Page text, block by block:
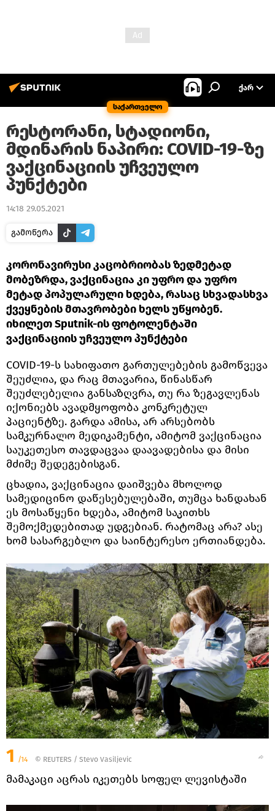
საქართველო
ᲥᲐᲠ
რესტორანი, სტადიონი,
მდინარის ნაპირი: COVID-19-ზე
ვაქცინაციის უჩვეულო
პუნქტები
14:18 29.05.2021
გამოწერა
კორონავირუსი კაცობრიობას ზედმეტად
მობეზრდა, ვაქცინაცია კი უფრო და უფრო
მეტად პოპულარული ხდება, რასაც სხვადასხვა
ქვეყნების მთავრობები ხელს უწყობენ.
იხილეთ Sputnik-ის ფოტოლენტაში
ვაქცინაციის უჩვეულო პუნქტები
COVID-19-ს სახიფათო გართულებების გამოწვევა
შეუძლია, და რაც მთავარია, წინასწარ
შეუძლებელია განსაზღვრა, თუ რა ზეგავლენას
იქონიებს ავადმყოფობა კონკრეტულ
პაციენტზე. გარდა ამისა, არ არსებობს
სამკურნალო მედიკამენტი, ამიტომ ვაქცინაცია
საუკეთესო თავდაცვაა დაავადებისა და მისი
მძიმე შედეგებისგან.
ცხადია, ვაქცინაცია დაიშვება მხოლოდ
სამედიცინო დაწესებულებაში, თუმცა ხანდახან
ეს მოსაწყენი ხდება, ამიტომ საკითხს
შემოქმედებითად უდგებიან. რატომაც არა? ასე
ხომ სასარგებლო და საინტერესო ერთიანდება.
1 /14 © REUTERS / Stevo Vasiljevic
მამაკაცი აცრას იკეთებს სოფელ ლევისტაში